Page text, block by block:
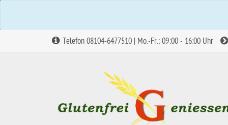
Telefon 08104-6477510 | Mo.-Fr.: 09:00 - 16:00 Uhr